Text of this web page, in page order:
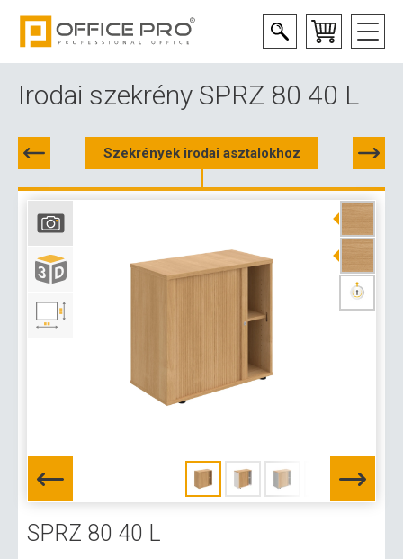
Irodai szekrény SPRZ 80 40 L
Szekrények irodai asztalokhoz
SPRZ 80 40 L